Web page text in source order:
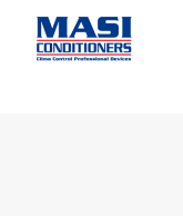
HOME COOKIE POLICY